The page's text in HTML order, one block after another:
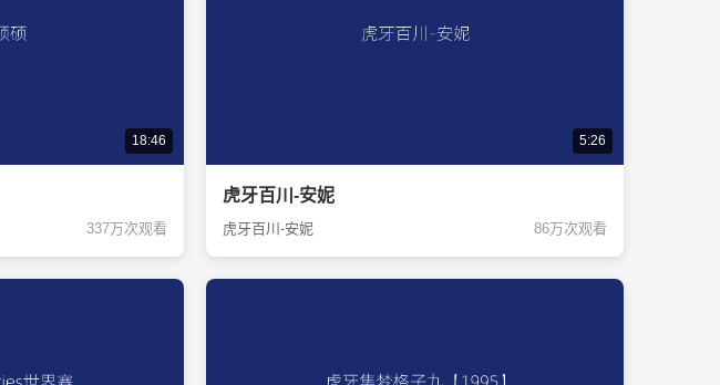
18:46
337万次观看
5:26
虎牙百川-安妮
虎牙百川-安妮 86万次观看